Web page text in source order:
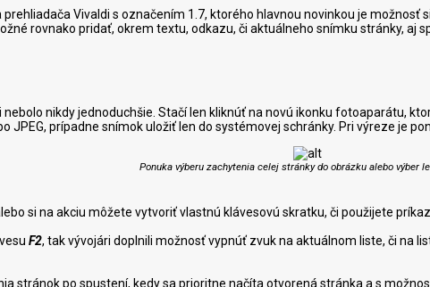
prehliadača Vivaldi s označením 1.7, ktorého hlavnou novinkou je
rovnako pridať, okrem textu, odkazu, či aktuálneho snímku stránky,
nikdy jednoduchšie. Stačí len kliknúť na novú ikonku fotoaparátu,
JPEG, prípadne snímok uložiť len do systémovej schránky. Pri výreze je
Ponuka výberu zachytenia celej stránky do obrázku alebo výber
si na akciu môžete vytvoriť vlastnú klávesovú skratku, či použijete
F2, tak vývojári doplnili možnosť vypnúť zvuk na aktuálnom liste, či na
stránok po spustení, kedy sa prioritne načíta otvorená stránka a s